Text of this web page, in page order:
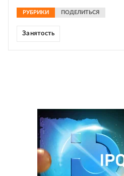
РУБРИКИ ПОДЕЛИТЬСЯ
Занятость